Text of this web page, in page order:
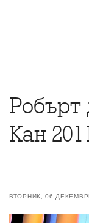
Робърт
Кан
ВТОРНИК, 06